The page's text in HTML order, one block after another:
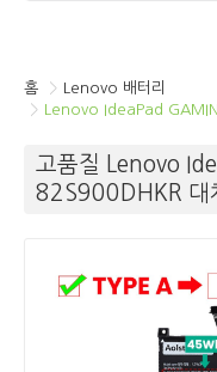
홈
Lenovo 배터리
Lenovo IdeaPad
고품질 Lenovo
82S900DHKR 대